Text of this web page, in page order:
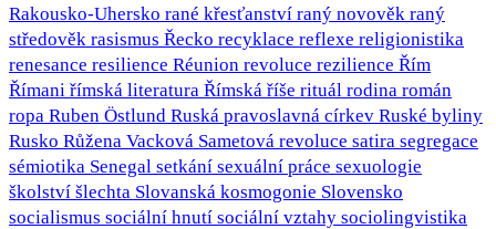
Rakousko-Uhersko rané křesťanství raný novověk raný
středověk rasismus Řecko recyklace reflexe religionistika
renesance resilience Réunion revoluce rezilience Řím
Římani římská literatura Římská říše rituál rodina román
ropa Ruben Östlund Ruská pravoslavná církev Ruské byliny
Rusko Růžena Vacková Sametová revoluce satira segregace
sémiotika Senegal setkání sexuální práce sexuologie
školství šlechta Slovanská kosmogonie Slovensko
socialismus sociální hnutí sociální vztahy sociolingvistika